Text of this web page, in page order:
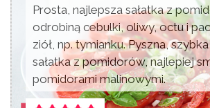
Prosta, najlepsza sałatka z
odrobiną cebulki, oliwy, octu i
ziół, np. tymianku. Pyszna,
sałatka z pomidorów, najlepiej
pomidorami malinowymi.